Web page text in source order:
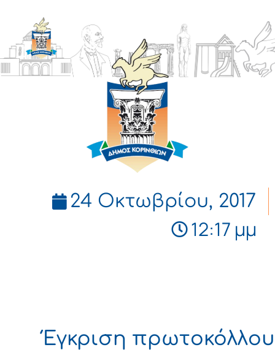
ΔΗΜΟΣ
ΚΟΡΙΝΘΙΩΝ
24 Οκτωβρίου, 2017
12:17 μμ
Έγκριση πρωτοκόλλου